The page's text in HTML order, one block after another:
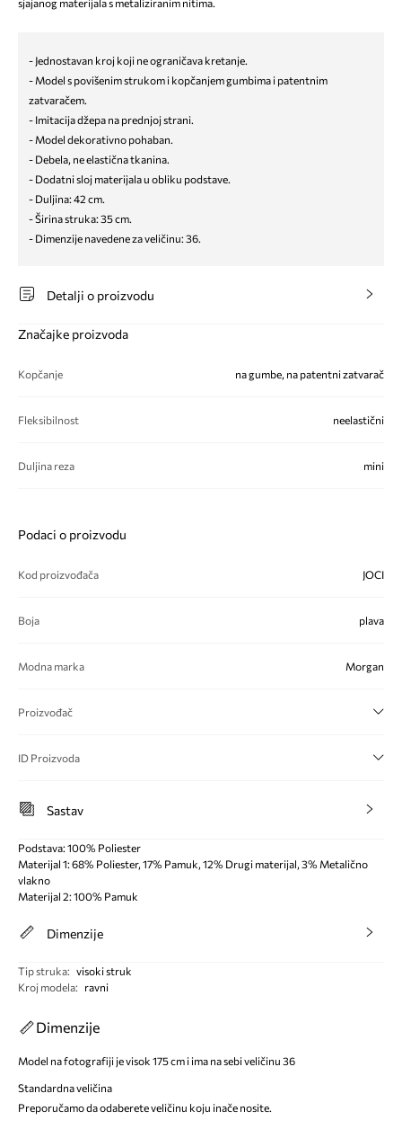
sjajanog materijala s metaliziranim nitima.
- Jednostavan kroj koji ne ograničava kretanje.
- Model s povišenim strukom i kopčanjem gumbima i patentnim
zatvaračem.
- Imitacija džepa na prednjoj strani.
- Model dekorativno pohaban.
- Debela, ne elastična tkanina.
- Dodatni sloj materijala u obliku podstave.
- Duljina: 42 cm.
- Širina struka: 35 cm.
- Dimenzije navedene za veličinu: 36.
Detalji o proizvodu
Značajke proizvoda
Kopčanje na gumbe, na patentni zatvarač
Fleksibilnost neelastični
Duljina reza mini
Podaci o proizvodu
Kod proizvođača JOCI
Boja plava
Modna marka Morgan
Proizvođač
ID Proizvoda
Sastav
Podstava: 100% Poliester
Materijal 1: 68% Poliester, 17% Pamuk, 12% Drugi materijal, 3% Metalično
vlakno
Materijal 2: 100% Pamuk
Dimenzije
Tip struka: visoki struk
Kroj modela: ravni
Dimenzije
Model na fotografiji je visok 175 cm i ima na sebi veličinu 36
Standardna veličina
Preporučamo da odaberete veličinu koju inače nosite.